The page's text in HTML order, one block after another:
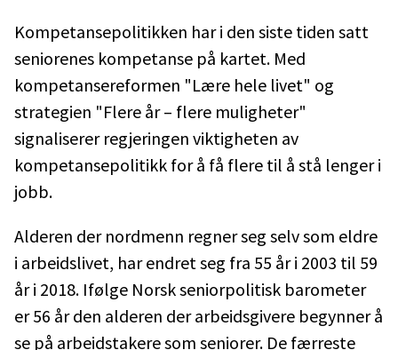
Kompetansepolitikken har i den siste tiden satt
seniorenes kompetanse på kartet. Med
kompetansereformen "Lære hele livet" og
strategien "Flere år – flere muligheter"
signaliserer regjeringen viktigheten av
kompetansepolitikk for å få flere til å stå lenger i
jobb.
Alderen der nordmenn regner seg selv som eldre
i arbeidslivet, har endret seg fra 55 år i 2003 til 59
år i 2018. Ifølge Norsk seniorpolitisk barometer
er 56 år den alderen der arbeidsgivere begynner å
se på arbeidstakere som seniorer. De færreste